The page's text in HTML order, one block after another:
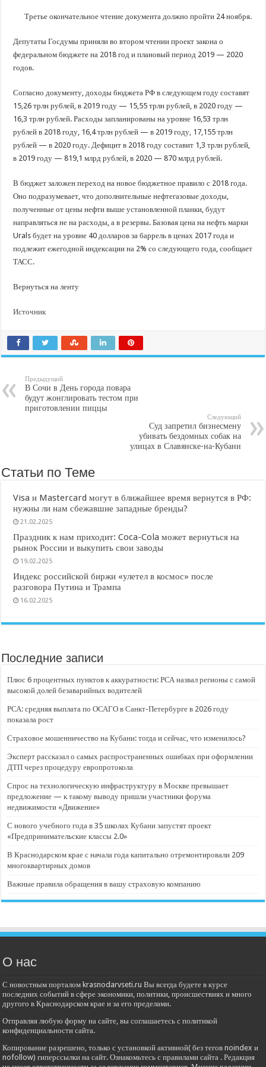
Важные правила обращения в вашу страховую компанию
В городах и районах Кубани отметили День России
Стартовал прием заявок на 20-й юбилейный молодежный форум «Регион 93»
Третье окончательное чтение документа должно пройти 24 ноября.
Депутаты Госдумы приняли во втором чтении проект закона о
федеральном бюджете на 2018 год и плановый период 2019 — 2020
годов.
Согласно документу, доходы бюджета РФ в следующем году составят
15,26 трлн рублей, в 2019 году — 15,55 трлн рублей, в 2020 году —
16,3 трлн рублей. Расходы запланированы на уровне 16,53 трлн
рублей в 2018 году, 16,4 трлн рублей — в 2019 году, 17,155 трлн
рублей — в 2020 году. Дефицит в 2018 году составит 1,3 трлн рублей,
в 2019 году — 819,1 млрд рублей, в 2020 — 870 млрд рублей.
В бюджет заложен переход на новое бюджетное правило с 2018 года.
Оно подразумевает, что дополнительные нефтегазовые доходы,
полученные от цены нефти выше установленной планки, будут
направляться не на расходы, а в резервы. Базовая цена на нефть марки
Urals будет на уровне 40 долларов за баррель в ценах 2017 года и
подлежит ежегодной индексации на 2% со следующего года, сообщает
ТАСС.
Вернуться на ленту
Источник
Предыдущий
В Сочи в День города повара
будут жонглировать тестом при
приготовлении пиццы
Следующий
Суд запретил бизнесмену
убивать бездомных собак на
улицах в Славянске-на-Кубани
Статьи по Теме
Visa и Mastercard могут в ближайшее время вернутся в РФ:
нужны ли нам сбежавшие западные бренды?
21.02.2025
Праздник к нам приходит: Coca-Cola может вернуться на
рынок России и выкупить свои заводы
19.02.2025
Индекс российской биржи «улетел в космос» после
разговора Путина и Трампа
16.02.2025
Последние записи
Плюс 6 процентных пунктов к аккуратности: РСА назвал регионы с самой
высокой долей безаварийных водителей
РСА: средняя выплата по ОСАГО в Санкт-Петербурге в 2026 году
показала рост
Страховое мошенничество на Кубани: тогда и сейчас, что изменилось?
Эксперт рассказал о самых распространенных ошибках при оформлении
ДТП через процедуру европротокола
Спрос на технологическую инфраструктуру в Москве превышает
предложение — к такому выводу пришли участники форума
недвижимости «Движение»
С нового учебного года в 35 школах Кубани запустят проект
«Предпринимательские классы 2.0»
В Краснодарском крае с начала года капитально отремонтировали 209
многоквартирных домов
Важные правила обращения в вашу страховую компанию
О нас
С новостным порталом krasnodarvseti.ru Вы всегда будете в курсе
последних событий в сфере экономики, политики, происшествиях и много
другого в Краснодарском крае и за его пределами.
Отправляя любую форму на сайте, вы соглашаетесь с политикой
конфиденциальности сайта.
Копирование разрешено, только с установкой активной( без тегов noindex и
nofollow) гиперссылки на сайт. Ознакомьтесь с правилами сайта . Редакция